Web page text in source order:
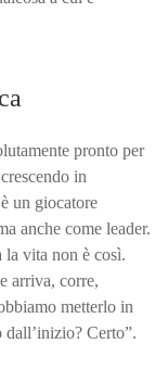
pronto per
in
un giocatore
anche come leader.
la vita non è così.
arriva, corre,
metterlo in
Certo”.